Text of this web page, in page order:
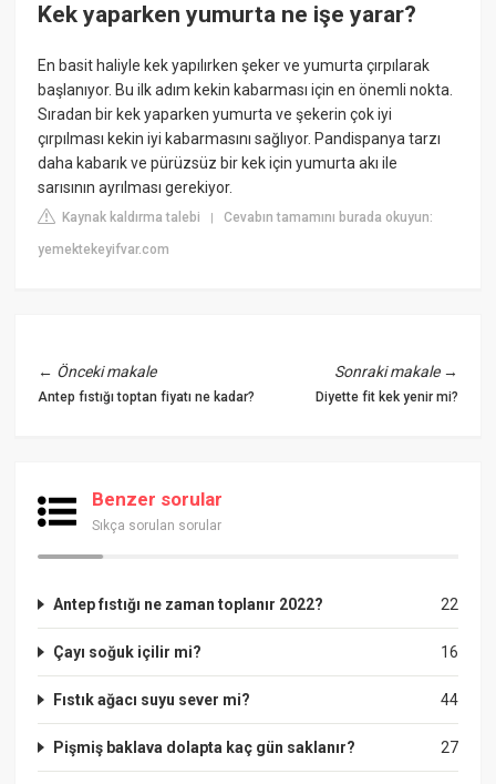
Kek yaparken yumurta ne işe yarar?
En basit haliyle kek yapılırken şeker ve yumurta çırpılarak
başlanıyor. Bu ilk adım kekin kabarması için en önemli nokta.
Sıradan bir kek yaparken yumurta ve şekerin çok iyi
çırpılması kekin iyi kabarmasını sağlıyor. Pandispanya tarzı
daha kabarık ve pürüzsüz bir kek için yumurta akı ile
sarısının ayrılması gerekiyor.
Kaynak kaldırma talebi |Cevabın tamamını burada okuyun:
yemektekeyifvar.com
← Önceki makale
Antep fıstığı toptan fiyatı ne kadar?
Sonraki makale→
Diyette fit kek yenir mi?
Benzer sorular
Sıkça sorulan sorular
22
Antep fıstığı ne zaman toplanır 2022?
16
Çayı soğuk içilir mi?
44
Fıstık ağacı suyu sever mi?
27
Pişmiş baklava dolapta kaç gün saklanır?